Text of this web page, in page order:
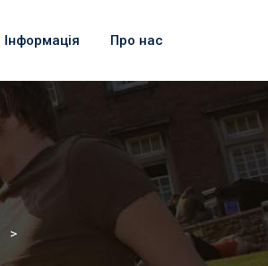
Інформація Про нас
>